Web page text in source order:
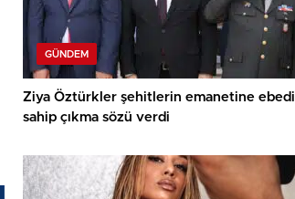
GÜNDEM
Ziya Öztürkler şehitlerin emanetine ebedi
sahip çıkma sözü verdi